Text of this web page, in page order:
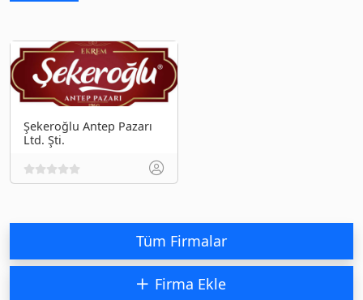
Şekeroğlu Antep Pazarı
Ltd. Şti.
Tüm Firmalar
Firma Ekle